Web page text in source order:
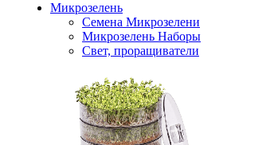
Микрозелень
Семена Микрозелени
Микрозелень Наборы
Свет, проращиватели